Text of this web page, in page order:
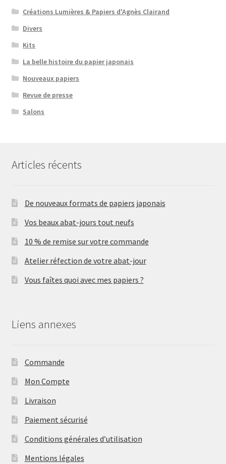
Créations Lumières & Papiers d'Agnès Clairand
Divers
Kits
La belle histoire du papier japonais
Nouveaux papiers
Revue de presse
Salons
Articles récents
De nouveaux formats de papiers japonais
Vos beaux abat-jours tout neufs
10 % de remise sur votre commande
Atelier réfection de votre abat-jour
Vous faîtes quoi avec mes papiers ?
Liens annexes
Commande
Mon Compte
Livraison
Paiement sécurisé
Conditions générales d’utilisation
Mentions légales